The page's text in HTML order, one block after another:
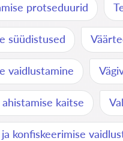
protseduurid
süüdistused
vaidlustamine
kaitse
konfiskeerimise